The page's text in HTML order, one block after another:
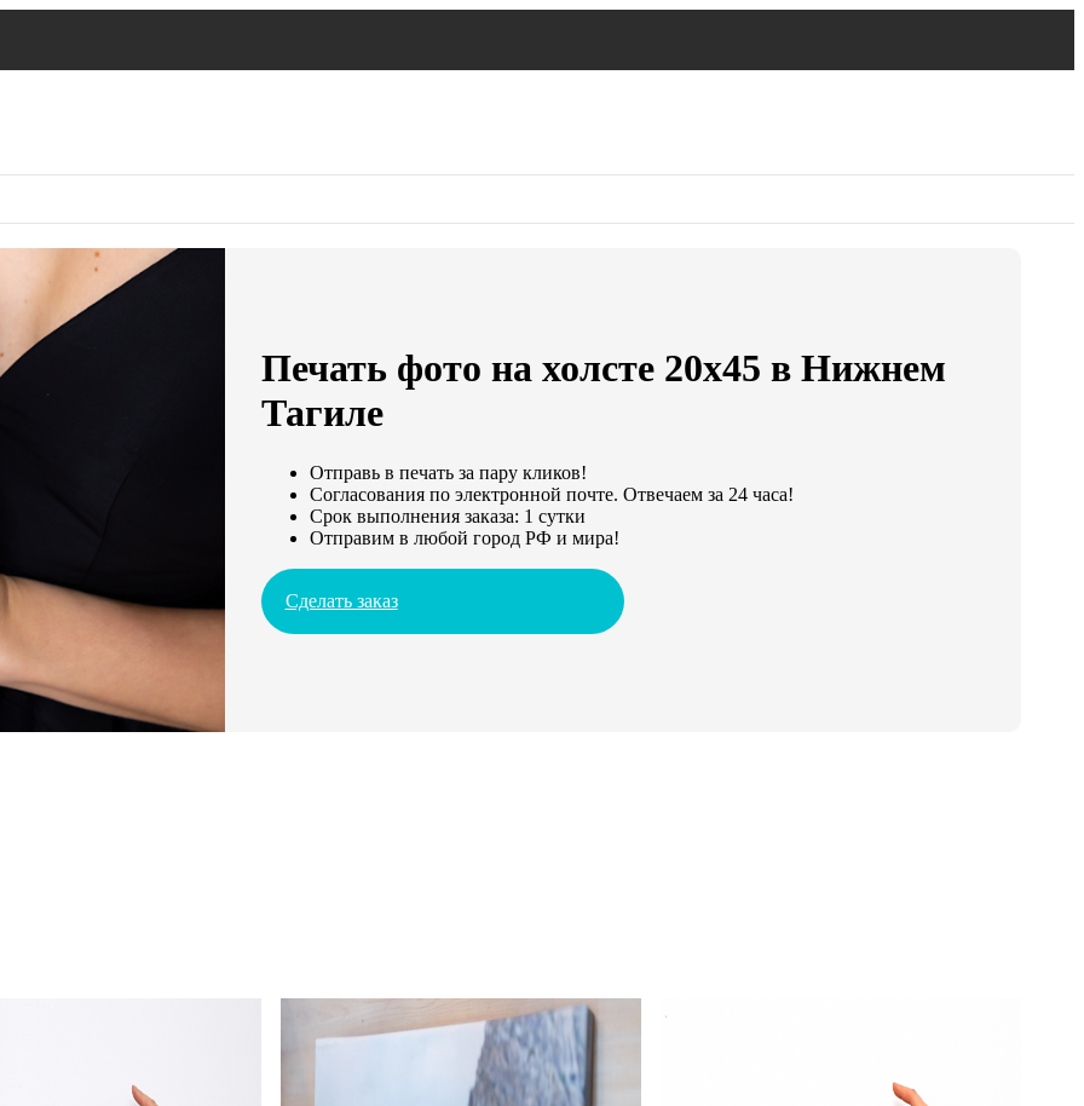
Печать фото на холсте 20х45 в Нижнем
Тагиле
Отправь в печать за пару кликов!
Согласования по электронной почте. Отвечаем за 24 часа!
Срок выполнения заказа: 1 сутки
Отправим в любой город РФ и мира!
Сделать заказ